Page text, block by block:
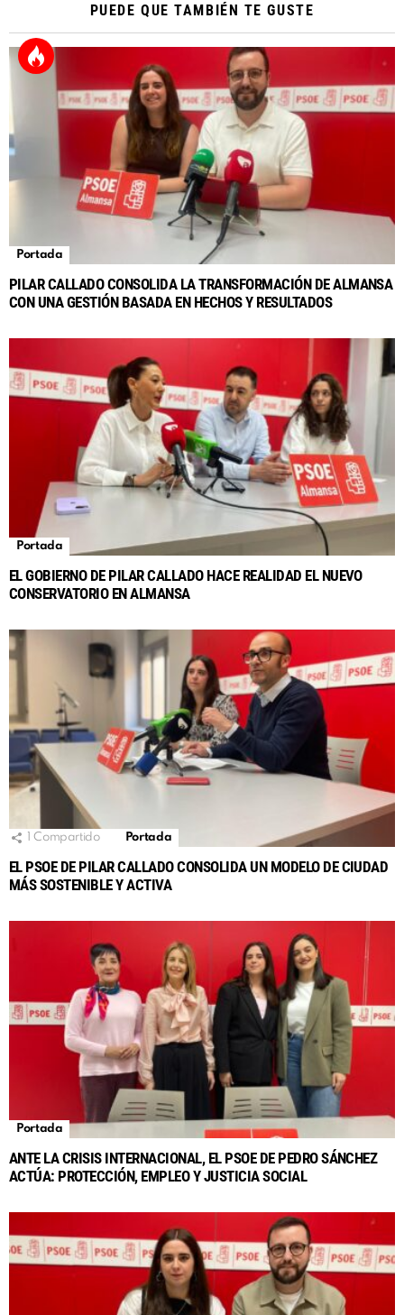
PUEDE QUE TAMBIÉN TE GUSTE
Portada
PILAR CALLADO CONSOLIDA LA TRANSFORMACIÓN DE ALMANSA
CON UNA GESTIÓN BASADA EN HECHOS Y RESULTADOS
Portada
EL GOBIERNO DE PILAR CALLADO HACE REALIDAD EL NUEVO
CONSERVATORIO EN ALMANSA
Compartido Portada
EL PSOE DE PILAR CALLADO CONSOLIDA UN MODELO DE CIUDAD
MÁS SOSTENIBLE Y ACTIVA
Portada
ANTE LA CRISIS INTERNACIONAL, EL PSOE DE PEDRO SÁNCHEZ
ACTÚA: PROTECCIÓN, EMPLEO Y JUSTICIA SOCIAL